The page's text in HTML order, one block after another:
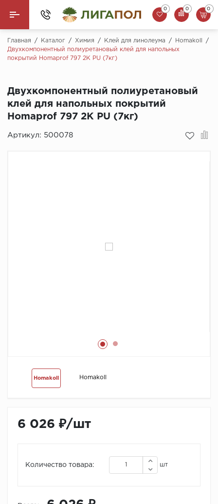
Назад
Ламинат
Паркетная доска
0 0 0
Главная / Каталог / Химия / Клей для линолеума / Homakoll
/
Двухкомпонентный полиуретановый клей для напольных
покрытий Homaprof 797 2K PU (7кг)
Двухкомпонентный полиуретановый
клей для напольных покрытий
Homaprof 797 2K PU (7кг)
Артикул: 500078
Homakoll Homakoll
6 026 ₽/шт
Количество товара: шт